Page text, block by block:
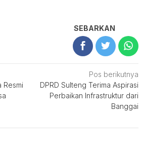
SEBARKAN
Resmi
Pos berikutnya
DPRD Sulteng Terima Aspirasi
Perbaikan Infrastruktur dari
Banggai